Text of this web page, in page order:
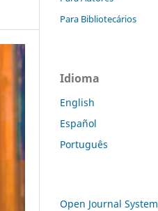
Para Bibliotecários
Idioma
English
Español
Português
Open Journal